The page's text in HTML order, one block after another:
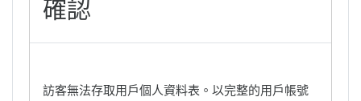
確認
訪客無法存取用戶個人資料表。以完整的用戶帳號